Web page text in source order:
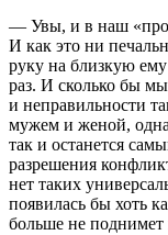
— Увы, и в наш
И как это ни
руку на близкую
раз. И сколько бы
и неправильности
мужем и женой,
так и останется
разрешения
нет таких
появилась бы хоть
больше не поднимет